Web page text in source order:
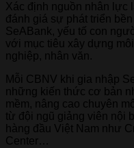
Xác định nguồn nhân lực
đánh giá sự phát triển
SeABank, yếu tố con
với mục tiêu xây dựng
nghiệp, nhân văn.
Mỗi CBNV khi gia nhập
những kiến thức cơ bản
mềm, nâng cao chuyên
từ đội ngũ giảng viên nội
hàng đầu Việt Nam như
Center…